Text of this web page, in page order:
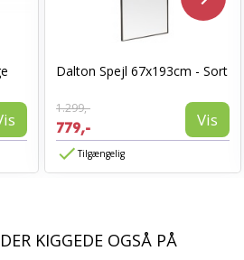
Dalton Spejl 67x193cm - Sort
1.299,-
779,- Vis
Tilgængelig
KIGGEDE OGSÅ PÅ